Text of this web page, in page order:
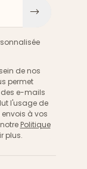
de nos
permet
e-mails
l'usage de
à vos
Politique
plus.